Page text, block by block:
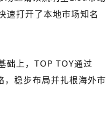
速打开了本地市场知名
础上，TOP TOY通过
稳步布局并扎根海外市